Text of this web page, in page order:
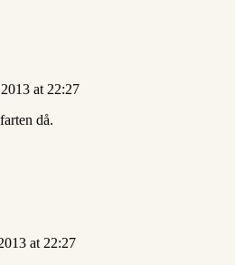
at 22:27
då.
at 22:27